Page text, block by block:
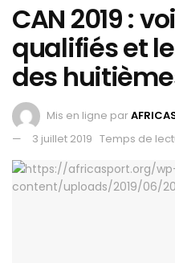
CAN 2019 :
qualifiés et
des
Mis en ligne par
3 juillet 2019 Temps de